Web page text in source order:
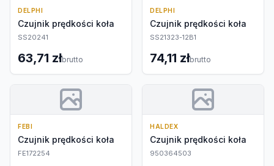
DELPHI
Czujnik prędkości koła
SS20241
63,71 złbrutto
DELPHI
Czujnik prędkości koła
SS21323-12B1
74,11 złbrutto
FEBI
Czujnik prędkości koła
FE172254
HALDEX
Czujnik prędkości koła
950364503